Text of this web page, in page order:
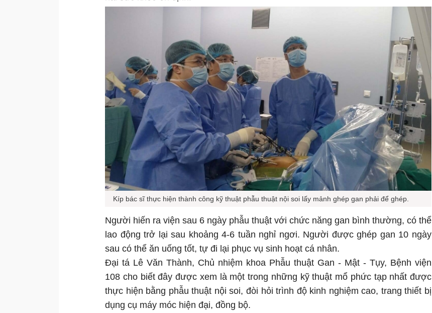
Kíp bác sĩ thực hiện thành công kỹ thuật phẫu thuật nội soi lấy mảnh ghép gan phải để ghép.
Người hiến ra viện sau 6 ngày phẫu thuật với chức năng gan bình thường, có thể
lao động trở lại sau khoảng 4-6 tuần nghỉ ngơi. Người được ghép gan 10 ngày
sau có thể ăn uống tốt, tự đi lại phục vụ sinh hoạt cá nhân.
Đại tá Lê Văn Thành, Chủ nhiệm khoa Phẫu thuật Gan - Mật - Tụy, Bệnh viện
108 cho biết đây được xem là một trong những kỹ thuật mổ phức tạp nhất được
thực hiện bằng phẫu thuật nội soi, đòi hỏi trình độ kinh nghiệm cao, trang thiết bị
dụng cụ máy móc hiện đại, đồng bộ.